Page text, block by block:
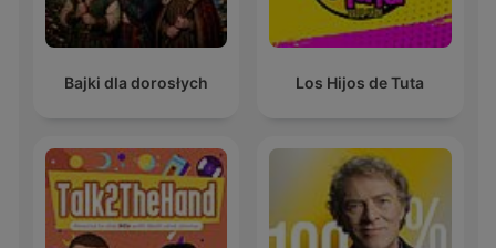
Bajki dla dorosłych Los Hijos de Tuta